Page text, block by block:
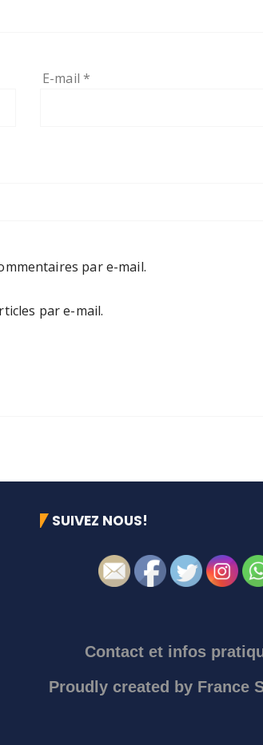
E-mail*
par e-mail.
par e-mail.
SUIVEZ NOUS!
Contact et infos
Proudly created by France